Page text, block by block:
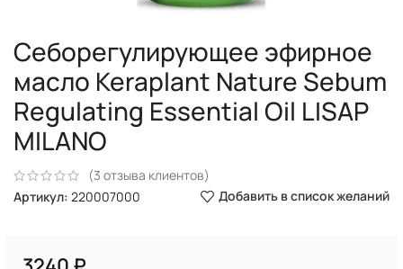
Себорегулирующее эфирное
масло Keraplant Nature Sebum
Regulating Essential Oil LISAP
MILANO
(3 отзыва клиентов)
Артикул: 220007000 Добавить в список желаний